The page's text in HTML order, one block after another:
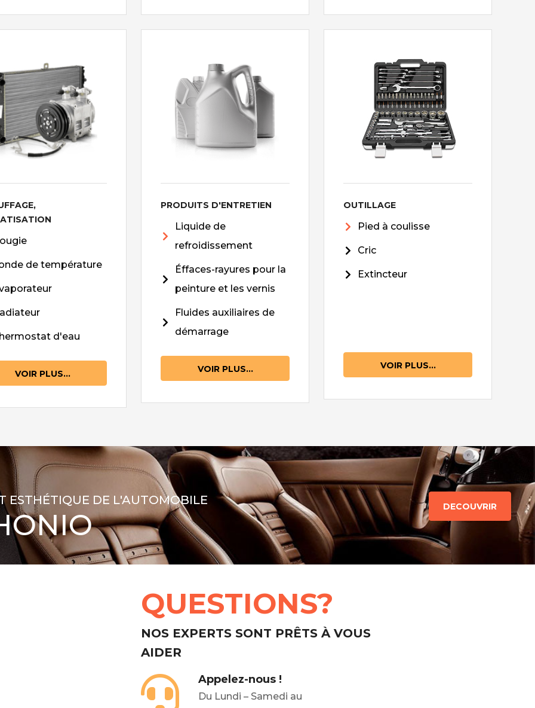
de température
d'eau
VOIR PLUS...
PRODUITS D'ENTRETIEN
Liquide de
refroidissement
Éffaces-rayures pour la
peinture et les vernis
Fluides auxiliaires de
démarrage
VOIR PLUS...
OUTILLAGE
Pied à coulisse
Cric
Extincteur
VOIR PLUS...
ESTHÉTIQUE DE L'AUTOMOBILE DECOUVRIR
QUESTIONS?
NOS EXPERTS SONT PRÊTS À VOUS
AIDER
Appelez-nous !
Du Lundi – Samedi au